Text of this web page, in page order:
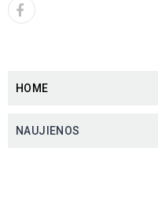
HOME
NAUJIENOS